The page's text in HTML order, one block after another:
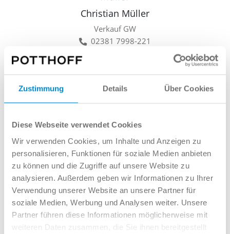
Zustimmung Details Über Cookies
Diese Webseite verwendet Cookies
Wir verwenden Cookies, um Inhalte und Anzeigen zu
personalisieren, Funktionen für soziale Medien anbieten
zu können und die Zugriffe auf unsere Website zu
analysieren. Außerdem geben wir Informationen zu Ihrer
Verwendung unserer Website an unsere Partner für
soziale Medien, Werbung und Analysen weiter. Unsere
Partner führen diese Informationen möglicherweise mit
weiteren Daten zusammen, die Sie ihnen bereitgestellt
Christian Müller
Verkauf GW
02381 7998-221
Lars Linkamp
Verkauf GW
02381 7998-522
llinkamp@potthoff.de
Oder gern direkt per Mail oder